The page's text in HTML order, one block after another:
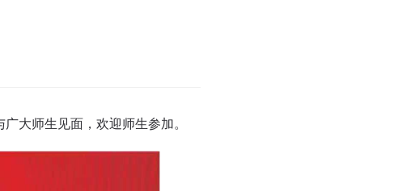
大师生见面，欢迎师生参加。